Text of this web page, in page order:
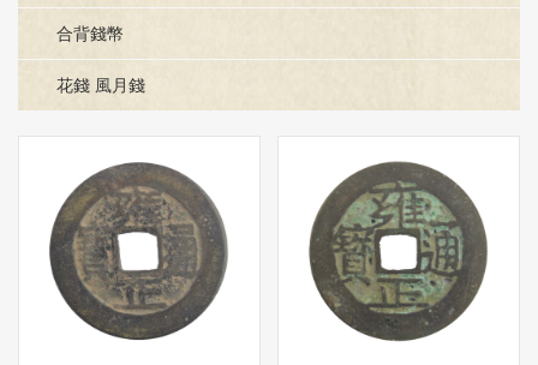
合背錢幣
花錢 風月錢